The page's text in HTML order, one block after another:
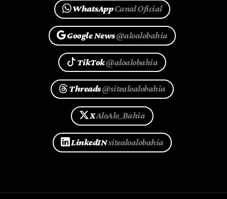
WhatsAppCanal Oficial
Google News@aloalobahia
TikTok@aloalobahia
Threads@sitealoalobahia
XAloAlo_Bahia
LinkedINsitealoalobahia